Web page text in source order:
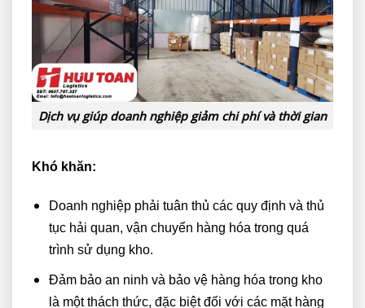
Dịch vụ giúp doanh nghiệp giảm chi phí và thời gian
Khó khăn:
Doanh nghiệp phải tuân thủ các quy định và thủ
tục hải quan, vận chuyển hàng hóa trong quá
trình sử dụng kho.
Đảm bảo an ninh và bảo vệ hàng hóa trong kho
là một thách thức, đặc biệt đối với các mặt hàng